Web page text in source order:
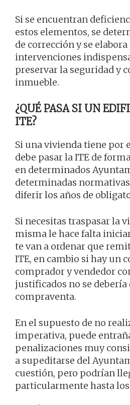
Si se encuentran
estos elementos, se
de corrección y se
intervenciones
preservar la seguridad y
inmueble.
¿QUÉ PASA SI UN
ITE?
Si una vivienda tiene por
debe pasar la ITE de
en determinados
determinadas
diferir los años de
Si necesitas traspasar la
misma le hace falta
te van a ordenar que
ITE, en cambio si hay un
comprador y vendedor
justificados no se debería
compraventa.
En el supuesto de no
imperativa, puede
penalizaciones muy
a supeditarse del
cuestión, pero podrían
particularmente hasta